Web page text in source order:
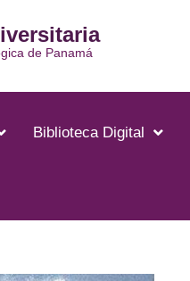
de Panamá
Biblioteca Digital